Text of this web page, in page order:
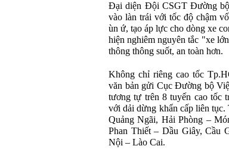
Đại diện Đội CSGT Đường bộ
vào làn trái với tốc độ chậm
ùn ứ, tạo áp lực cho dòng xe
hiện nghiêm nguyên tắc "xe
thông thông suốt, an toàn hơn.
Không chỉ riêng cao tốc
văn bản gửi Cục Đường bộ
tương tự trên 8 tuyến cao tốc
với dải dừng khẩn cấp liên
Quảng Ngãi, Hải Phòng –
Phan Thiết – Dầu Giây, Cầu
Nội – Lào Cai.